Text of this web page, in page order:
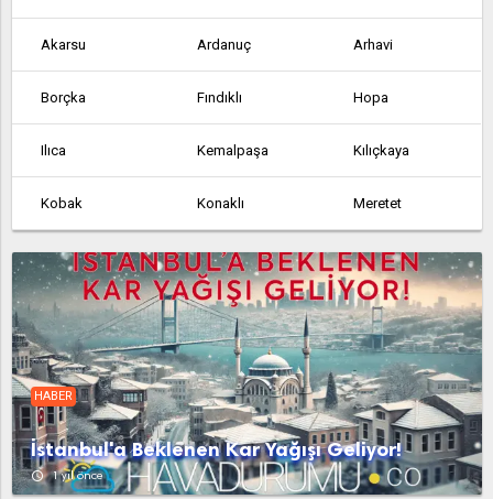
Akarsu Ardanuç Arhavi
Borçka Fındıklı Hopa
Ilıca Kemalpaşa Kılıçkaya
Kobak Konaklı Meretet
Şavşat Yusufeli
HABER
İstanbul'a Beklenen Kar Yağışı Geliyor!
access_time 1 yıl önce